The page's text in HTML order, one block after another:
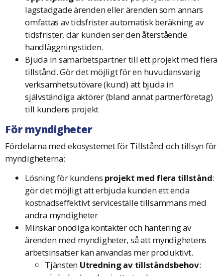
lagstadgade ärenden eller ärenden som annars
omfattas av tidsfrister automatisk beräkning av
tidsfrister, där kunden ser den återstående
handläggningstiden.
Bjuda in samarbetspartner till ett projekt med flera
tillstånd. Gör det möjligt för en huvudansvarig
verksamhetsutövare (kund) att bjuda in
självständiga aktörer (bland annat partnerföretag)
till kundens projekt
För myndigheter
Fördelarna med ekosystemet för Tillstånd och tillsyn för
myndigheterna:
Lösning för kundens projekt med flera tillstånd:
gör det möjligt att erbjuda kunden ett enda
kostnadseffektivt serviceställe tillsammans med
andra myndigheter
Minskar onödiga kontakter och hantering av
ärenden med myndigheter, så att myndighetens
arbetsinsatser kan användas mer produktivt.
Tjänsten Utredning av tillståndsbehov: